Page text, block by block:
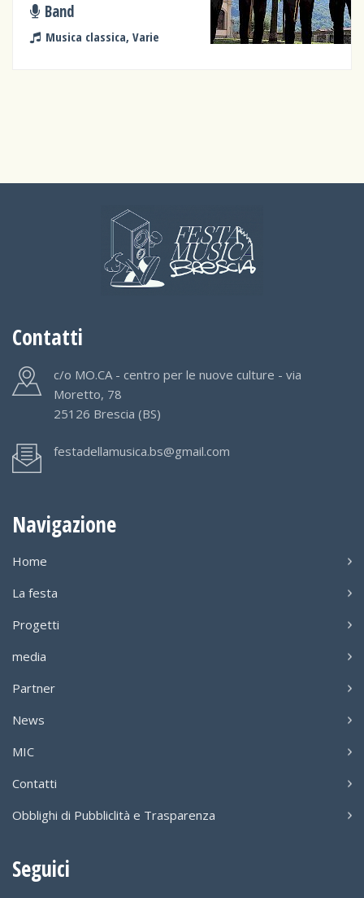
Band
Musica classica, Varie
Contatti
c/o MO.CA - centro per le nuove culture - via
Moretto, 78
25126 Brescia (BS)
festadellamusica.bs@gmail.com
Navigazione
Home
La festa
Progetti
media
Partner
News
MIC
Contatti
Obblighi di Pubbliclità e Trasparenza
Seguici